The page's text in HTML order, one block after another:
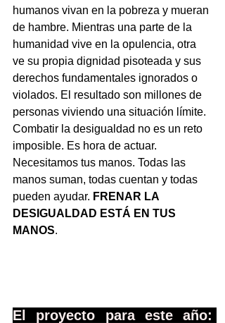
humanos vivan en la pobreza y mueran
de hambre. Mientras una parte de la
humanidad vive en la opulencia, otra
ve su propia dignidad pisoteada y sus
derechos fundamentales ignorados o
violados. El resultado son millones de
personas viviendo una situación límite.
Combatir la desigualdad no es un reto
imposible. Es hora de actuar.
Necesitamos tus manos. Todas las
manos suman, todas cuentan y todas
pueden ayudar. FRENAR LA
DESIGUALDAD ESTÁ EN TUS
MANOS.
El proyecto para este año: